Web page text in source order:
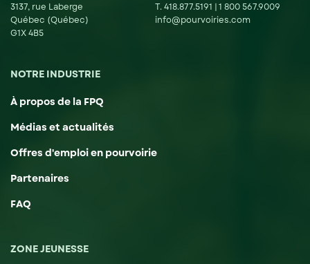
3137, rue Laberge
Québec (Québec)
G1X 4B5
T.418.877.5191 |1 800 567.9009
info@pourvoiries.com
NOTRE INDUSTRIE
À propos de la FPQ
Médias et actualités
Offres d'emploi en pourvoirie
Partenaires
FAQ
ZONE JEUNESSE